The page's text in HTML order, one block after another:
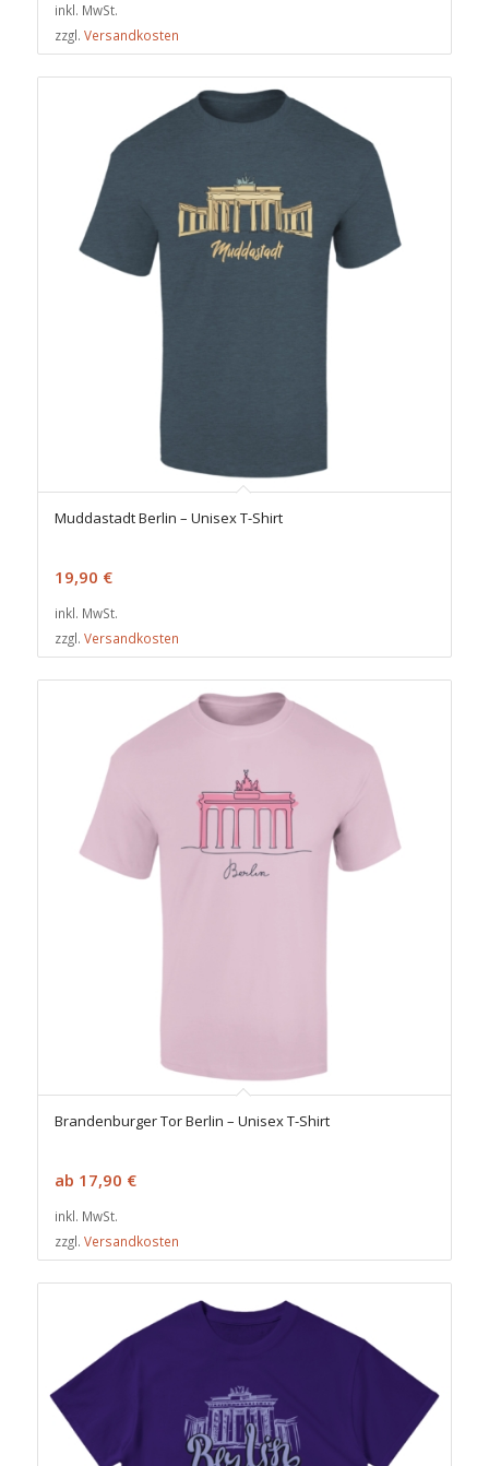
inkl. MwSt.
zzgl. Versandkosten
Muddastadt Berlin – Unisex T-Shirt
19,90 €
inkl. MwSt.
zzgl. Versandkosten
Brandenburger Tor Berlin – Unisex T-Shirt
ab 17,90 €
inkl. MwSt.
zzgl. Versandkosten